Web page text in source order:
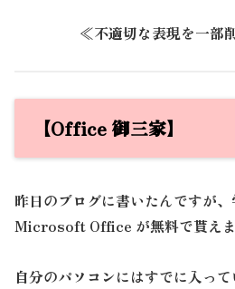
≪不適切な表現を一部
【Office 御三家】
昨日のブログに書いたんですが
Microsoft Office が無料で貰えま
自分のパソコンにはすでに入っ